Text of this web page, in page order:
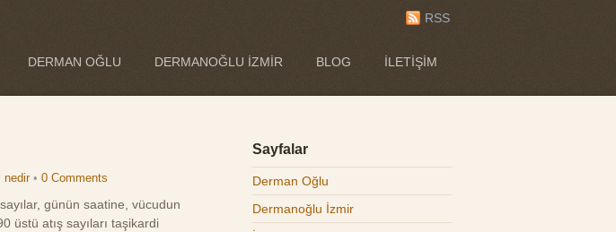
DERMAN OĞLU DERMANOĞLU İZMIR BLOG İLETIŞIM
RSS
nedir • 0 Comments
günün saatine, vücudun
üstü atış sayıları taşikardi
Sayfalar
Derman Oğlu
Dermanoğlu İzmir